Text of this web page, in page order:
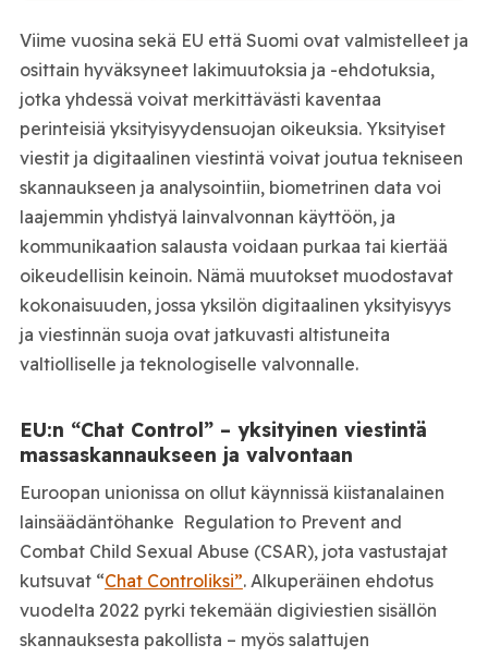
Viime vuosina sekä EU että Suomi ovat valmistelleet ja
osittain hyväksyneet lakimuutoksia ja -ehdotuksia,
jotka yhdessä voivat merkittävästi kaventaa
perinteisiä yksityisyydensuojan oikeuksia. Yksityiset
viestit ja digitaalinen viestintä voivat joutua tekniseen
skannaukseen ja analysointiin, biometrinen data voi
laajemmin yhdistyä lainvalvonnan käyttöön, ja
kommunikaation salausta voidaan purkaa tai kiertää
oikeudellisin keinoin. Nämä muutokset muodostavat
kokonaisuuden, jossa yksilön digitaalinen yksityisyys
ja viestinnän suoja ovat jatkuvasti altistuneita
valtiolliselle ja teknologiselle valvonnalle.
EU:n “Chat Control” – yksityinen viestintä
massaskannaukseen ja valvontaan
Euroopan unionissa on ollut käynnissä kiistanalainen
lainsäädäntöhanke Regulation to Prevent and
Combat Child Sexual Abuse (CSAR), jota vastustajat
kutsuvat “Chat Controliksi”. Alkuperäinen ehdotus
vuodelta 2022 pyrki tekemään digiviestien sisällön
skannauksesta pakollista – myös salattujen